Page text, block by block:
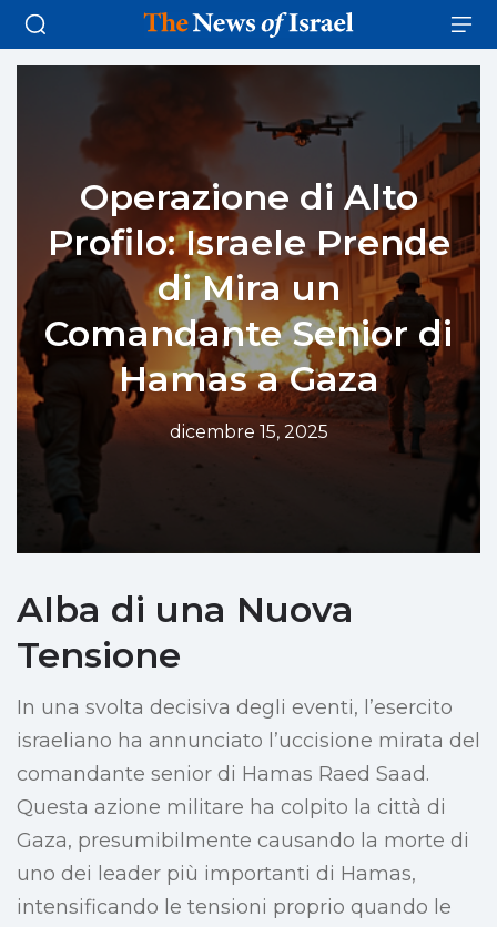
Operazione di Alto
Profilo: Israele Prende
di Mira un
Comandante Senior di
Hamas a Gaza
dicembre 15, 2025
Alba di una Nuova
Tensione
In una svolta decisiva degli eventi, l’esercito
israeliano ha annunciato l’uccisione mirata del
comandante senior di Hamas Raed Saad.
Questa azione militare ha colpito la città di
Gaza, presumibilmente causando la morte di
uno dei leader più importanti di Hamas,
intensificando le tensioni proprio quando le